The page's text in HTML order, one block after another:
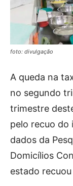
foto: divulgação
A queda na
no segundo
trimestre
pelo recuo do
dados da
Domicílios
estado recuou